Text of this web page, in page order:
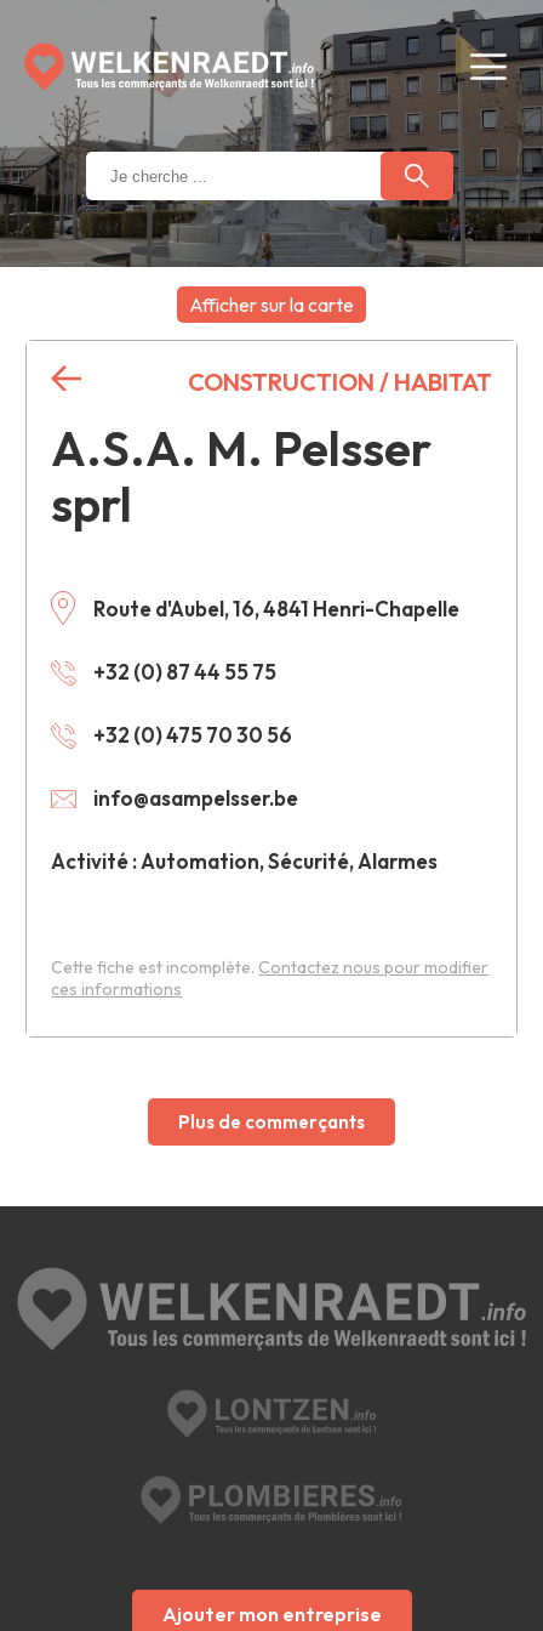
Afficher sur la carte
A.S.A. M. Pelsser
sprl
Route d'Aubel, 16, 4841 Henri-Chapelle
+32 (0) 87 44 55 75
+32 (0) 475 70 30 56
info@asampelsser.be
Activité : Automation, Sécurité, Alarmes
CONSTRUCTION / HABITAT
Cette fiche est incomplète. Contactez nous pour modifier
ces informations
+
−
Plus de commerçants
Ajouter mon entreprise